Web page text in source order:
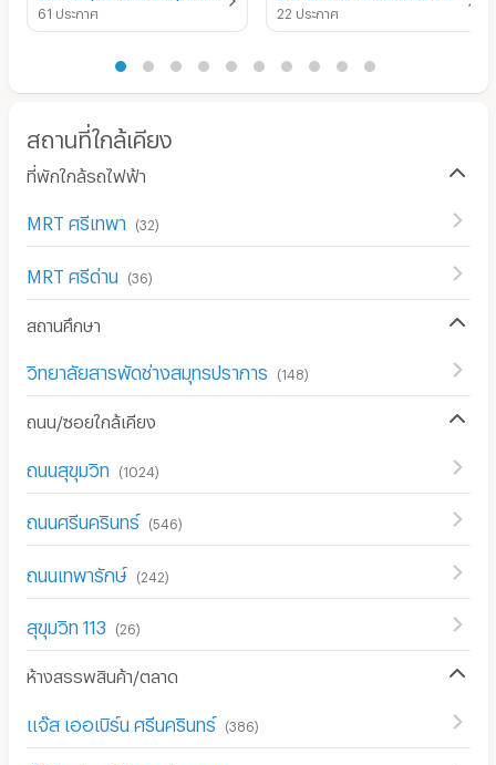
61 ประกาศ
22 ประกาศ
สถานที่ใกล้เคียง
ที่พักใกล้รถไฟฟ้า
MRT ศรีเทพา (32)
MRT ศรีด่าน (36)
สถานศึกษา
วิทยาลัยสารพัดช่างสมุทรปราการ (148)
ถนน/ซอยใกล้เคียง
ถนนสุขุมวิท (1024 )
ถนนศรีนครินทร์ (546)
ถนนเทพารักษ์ (242)
สุขุมวิท 113 (26)
ห้างสรรพสินค้า/ตลาด
แจ๊ส เออเบิร์น ศรีนครินทร์ (386)